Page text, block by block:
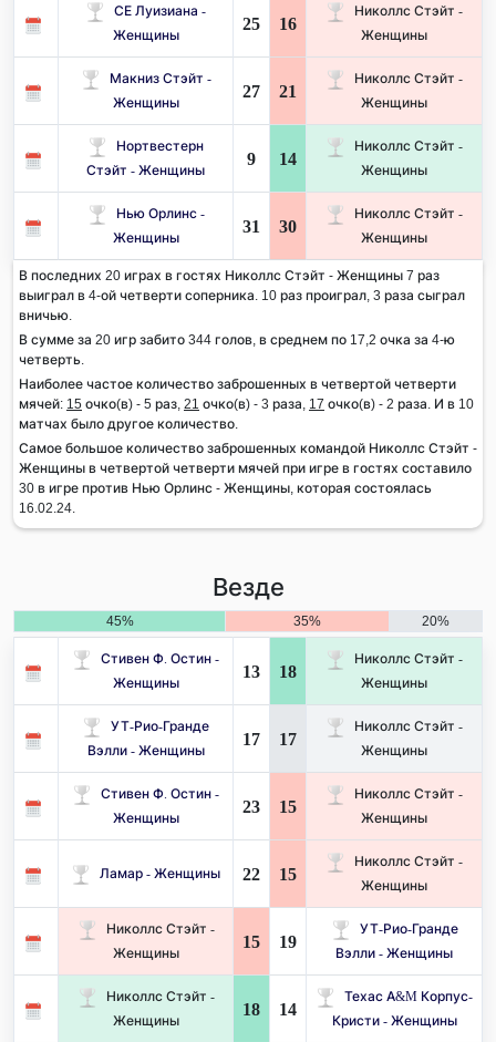
СЕ Луизиана -
Женщины
25 16
Николлс Стэйт -
Женщины
Макниз Стэйт -
Женщины
27 21
Николлс Стэйт -
Женщины
Нортвестерн
Стэйт - Женщины
9 14
Николлс Стэйт -
Женщины
Нью Орлинс -
Женщины
31 30
Николлс Стэйт -
Женщины
В последних 20 играх в гостях Николлс Стэйт - Женщины 7 раз
выиграл в 4-ой четверти соперника. 10 раз проиграл, 3 раза сыграл
вничью.
В сумме за 20 игр забито 344 голов, в среднем по 17,2 очка за 4-ю
четверть.
Наиболее частое количество заброшенных в четвертой четверти
мячей: 15 очко(в) - 5 раз, 21 очко(в) - 3 раза, 17 очко(в) - 2 раза. И в 10
матчах было другое количество.
Самое большое количество заброшенных командой Николлс Стэйт -
Женщины в четвертой четверти мячей при игре в гостях составило
30 в игре против Нью Орлинс - Женщины, которая состоялась
16.02.24.
Везде
45% 35% 20%
Стивен Ф. Остин -
Женщины
13 18
Николлс Стэйт -
Женщины
УТ-Рио-Гранде
Вэлли - Женщины
17 17
Николлс Стэйт -
Женщины
Стивен Ф. Остин -
Женщины
23 15
Николлс Стэйт -
Женщины
Ламар - Женщины 22 15
Николлс Стэйт -
Женщины
Николлс Стэйт -
Женщины
15 19
УТ-Рио-Гранде
Вэлли - Женщины
Николлс Стэйт -
Женщины
18 14
Техас A&M Корпус-
Кристи - Женщины